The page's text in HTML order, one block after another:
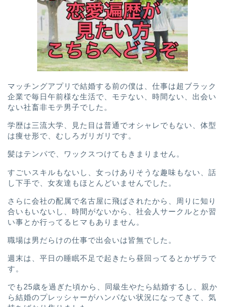
マッチングアプリで結婚する前の僕は、 仕事は超ブラック
企業で毎日午前様な生活で、 モテない、 時間ない、 出会い
ない社畜非モテ男子でした。
学歴は三流大学、 見た目は普通でオシャレでもない、 体型
は痩せ形で、むしろガリガリです。
髪はテンパで、ワックスつけてもきまりません。
すごいスキルもないし、 女っけありそうな趣味もない、 話
し下手で、女友達もほとんどいませんでした。
さらに会社の配属で名古屋に飛ばされたから、周りに知り
合いもいないし、 時間がないから、社会人サークルとか習
い事とか行ってるヒマもありません。
職場は男だらけの仕事で出会いは皆無でした。
週末は、平日の睡眠不足で起きたら昼回ってるとかザラで
す。
でも25歳を過ぎた頃から、 同級生やたら結婚するし、 親か
ら結婚のプレッシャーがハンパない状況になってきて、 気